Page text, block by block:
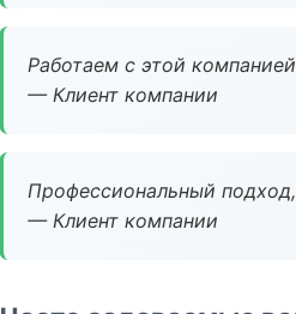
Работаем с этой
— Клиент компании
Профессиональный
— Клиент компании